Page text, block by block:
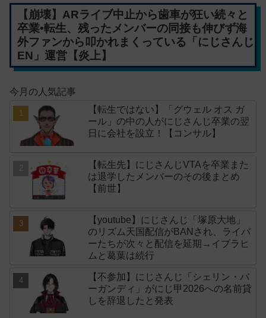
【崩壊】ARライブ中止から歯車が狂い続々と
卒業•転生、残ったメンバーの同接も伸びず海
外ファンから叩かれまくっている「にじさんじ
EN」運営【炎上】
今月の人気記事
【転生ではない】「グウェル オス ガ
ール」の中の人がにじさんじ卒業の翌
日に会社を設立！【コンサル】
【転生先】にじさんじVTAを卒業また
は退学したメンバーのその後まとめ
【前世】
【youtube】にじさんじ「塚原大地」
のリズム天国配信がBANされ、ライバ
ーたちが次々と配信を延期→イブラヒ
ムと葛葉は続行
【不参加】にじさんじ「シェリン・バ
ーガンディ」がにじ甲2026への名前貸
しを辞退したと発表